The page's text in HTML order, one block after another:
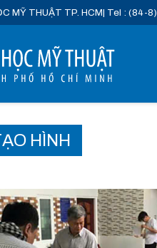
MỸ THUẬT TP. HCM| Tel : (84-
HÌNH